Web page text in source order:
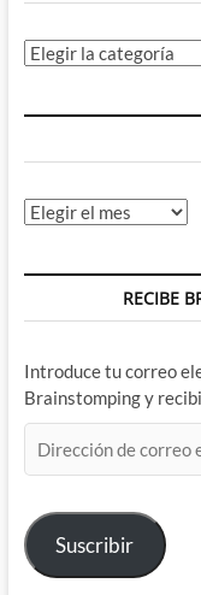
Categorías
Archivos
RECIBE
Introduce tu correo
Brainstomping y
de
electrónico
Suscribir